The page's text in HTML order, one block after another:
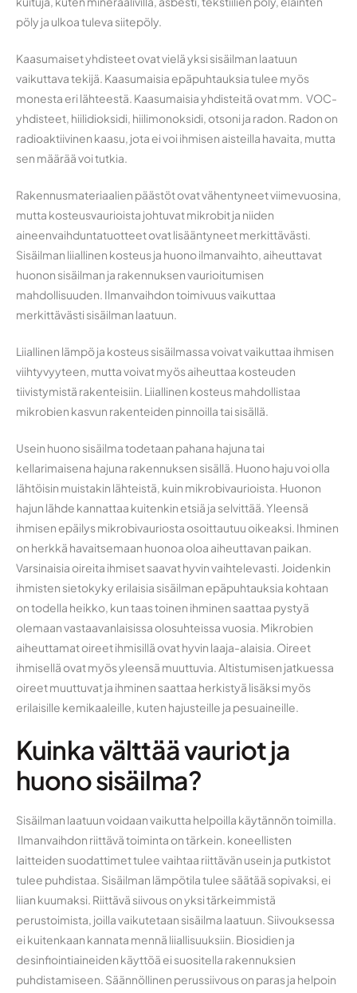
pöly ja ulkoa tuleva siitepöly.
Kaasumaiset yhdisteet ovat vielä yksi sisäilman laatuun
vaikuttava tekijä. Kaasumaisia epäpuhtauksia tulee myös
monesta eri lähteestä. Kaasumaisia yhdisteitä ovat mm. VOC-
yhdisteet, hiilidioksidi, hiilimonoksidi, otsoni ja radon. Radon on
radioaktiivinen kaasu, jota ei voi ihmisen aisteilla havaita, mutta
sen määrää voi tutkia.
Rakennusmateriaalien päästöt ovat vähentyneet viimevuosina,
mutta kosteusvaurioista johtuvat mikrobit ja niiden
aineenvaihduntatuotteet ovat lisääntyneet merkittävästi.
Sisäilman liiallinen kosteus ja huono ilmanvaihto, aiheuttavat
huonon sisäilman ja rakennuksen vaurioitumisen
mahdollisuuden. Ilmanvaihdon toimivuus vaikuttaa
merkittävästi sisäilman laatuun.
Liiallinen lämpö ja kosteus sisäilmassa voivat vaikuttaa ihmisen
viihtyvyyteen, mutta voivat myös aiheuttaa kosteuden
tiivistymistä rakenteisiin. Liiallinen kosteus mahdollistaa
mikrobien kasvun rakenteiden pinnoilla tai sisällä.
Usein huono sisäilma todetaan pahana hajuna tai
kellarimaisena hajuna rakennuksen sisällä. Huono haju voi olla
lähtöisin muistakin lähteistä, kuin mikrobivaurioista. Huonon
hajun lähde kannattaa kuitenkin etsiä ja selvittää. Yleensä
ihmisen epäilys mikrobivauriosta osoittautuu oikeaksi. Ihminen
on herkkä havaitsemaan huonoa oloa aiheuttavan paikan.
Varsinaisia oireita ihmiset saavat hyvin vaihtelevasti. Joidenkin
ihmisten sietokyky erilaisia sisäilman epäpuhtauksia kohtaan
on todella heikko, kun taas toinen ihminen saattaa pystyä
olemaan vastaavanlaisissa olosuhteissa vuosia. Mikrobien
aiheuttamat oireet ihmisillä ovat hyvin laaja-alaisia. Oireet
ihmisellä ovat myös yleensä muuttuvia. Altistumisen jatkuessa
oireet muuttuvat ja ihminen saattaa herkistyä lisäksi myös
erilaisille kemikaaleille, kuten hajusteille ja pesuaineille.
Kuinka välttää vauriot ja
huono sisäilma?
Sisäilman laatuun voidaan vaikutta helpoilla käytännön toimilla.
Ilmanvaihdon riittävä toiminta on tärkein. koneellisten
laitteiden suodattimet tulee vaihtaa riittävän usein ja putkistot
tulee puhdistaa. Sisäilman lämpötila tulee säätää sopivaksi, ei
liian kuumaksi. Riittävä siivous on yksi tärkeimmistä
perustoimista, joilla vaikutetaan sisäilma laatuun. Siivouksessa
ei kuitenkaan kannata mennä liiallisuuksiin. Biosidien ja
desinfiointiaineiden käyttöä ei suositella rakennuksien
puhdistamiseen. Säännöllinen perussiivous on paras ja helpoin